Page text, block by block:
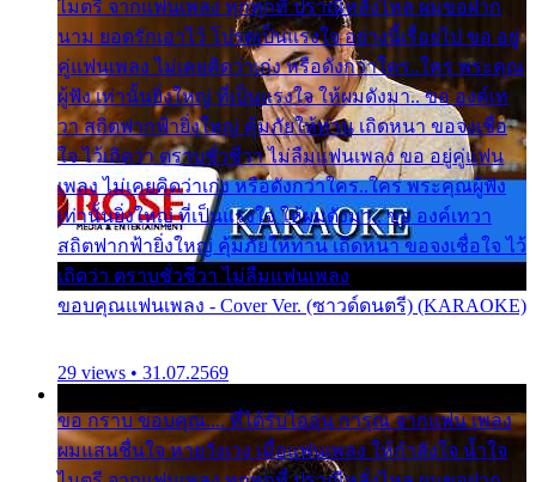
ไมตรี จากแฟนเพลง ทุกทุกที่ ปราณีหลั่งไหล ผมขอฝาก
นาม ยอดรักเอาไว้ โปรดเป็นแรงใจ อย่างนี้เรื่อยไป ขอ อยู่
คู่แฟนเพลง ไม่เคยคิดว่าเก่ง หรือดังกว่าใคร..ใคร พระคุณ
ผู้ฟัง เท่านั้นยิ่งใหญ่ ที่เป็นแรงใจ ให้ผมดังมา.. ขอ องค์เท
วา สถิตฟากฟ้ายิ่งใหญ่ คุ้มภัยให้ท่าน เถิดหนา ขอจงเชื่อ
ใจ ไว้เถิดว่า ตราบชั่วชีวา ไม่ลืมแฟนเพลง ขอ อยู่คู่แฟน
เพลง ไม่เคยคิดว่าเก่ง หรือดังกว่าใคร..ใคร พระคุณผู้ฟัง
เท่านั้นยิ่งใหญ่ ที่เป็นแรงใจ ให้ผมดังมา.. ขอ องค์เทวา
สถิตฟากฟ้ายิ่งใหญ่ คุ้มภัยให้ท่าน เถิดหนา ขอจงเชื่อใจ ไว้
เถิดว่า ตราบชั่วชีวา ไม่ลืมแฟนเพลง
ขอบคุณแฟนเพลง - Cover Ver. (ซาวด์ดนตรี) (KARAOKE)
29 views • 31.07.2569
ขอ กราบ ขอบคุณ.... ที่ได้รับไออุ่น การุณ จากแฟน เพลง
ผมแสนชื่นใจ หายวังเวง เมื่อแฟนเพลง ให้กำลังใจ น้ำใจ